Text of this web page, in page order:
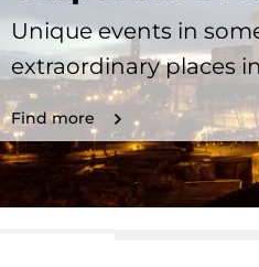
Unique events in
extraordinary places
Find more